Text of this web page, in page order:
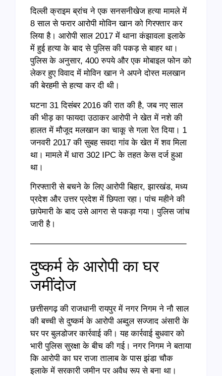
दिल्ली क्राइम ब्रांच ने एक सनसनीखेज हत्या मामले में
8 साल से फरार आरोपी मोविन खान को गिरफ्तार कर
लिया है। आरोपी साल 2017 में थाना कंझावला इलाके
में हुई हत्या के बाद से पुलिस की पकड़ से बाहर था।
पुलिस के अनुसार, 400 रुपये और एक मोबाइल फोन को
लेकर हुए विवाद में मोविन खान ने अपने दोस्त मलखान
की बेरहमी से हत्या कर दी थी।
घटना 31 दिसंबर 2016 की रात की है, जब नए साल
की भीड़ का फायदा उठाकर आरोपी ने खेत में नशे की
हालत में मौजूद मलखान का चाकू से गला रेत दिया। 1
जनवरी 2017 की सुबह सवदा गांव के खेत में शव मिला
था। मामले में धारा 302 IPC के तहत केस दर्ज हुआ
था।
गिरफ्तारी से बचने के लिए आरोपी बिहार, झारखंड, मध्य
प्रदेश और उत्तर प्रदेश में छिपता रहा। पांच महीने की
छापेमारी के बाद उसे आगरा से पकड़ा गया। पुलिस जांच
जारी है।
——————————————————–
दुष्कर्म के आरोपी का घर
जमींदोज
छत्तीसगढ़ की राजधानी रायपुर में नगर निगम ने नौ साल
की बच्ची से दुष्कर्म के आरोपी अब्दुल सज्जाद अंसारी के
घर पर बुलडोजर कार्रवाई की। यह कार्रवाई बुधवार को
भारी पुलिस सुरक्षा के बीच की गई। नगर निगम ने बताया
कि आरोपी का घर राजा तालाब के पास झंडा चौक
इलाके में सरकारी जमीन पर अवैध रूप से बना था।